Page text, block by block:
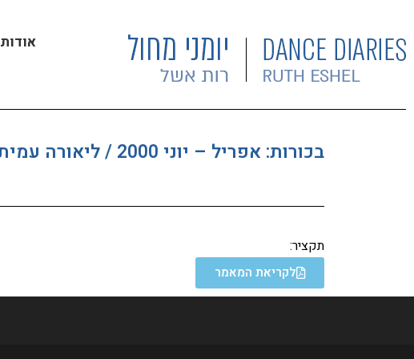
אודות
בכורות: אפריל – יוני 2000 / ליאורה עמית
תקציר:
לקריאת המאמר